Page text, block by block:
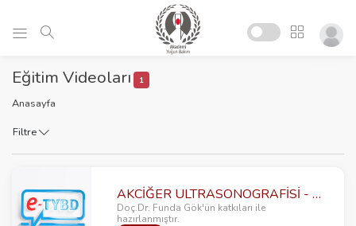
Eğitim Videoları 1
Anasayfa
Filtre
AKCİĞER ULTRASONOGRAFİSİ - PLEVRAL EFÜZYON
Doç.Dr. Funda Gök'ün katkıları ile
hazırlanmıştır.